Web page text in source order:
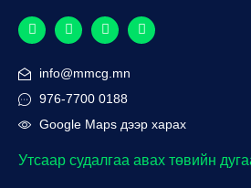
info@mmcg.mn
976-7700 0188
Google Maps дээр харах
Утсаар судалгаа авах төвийн